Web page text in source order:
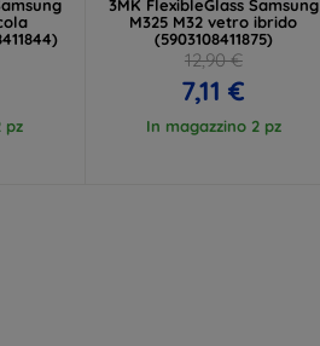
pz
3MK FlexibleGlass Samsung
M325 M32 vetro ibrido
(5903108411875)
12,90 €
7,11 €
In magazzino 2 pz